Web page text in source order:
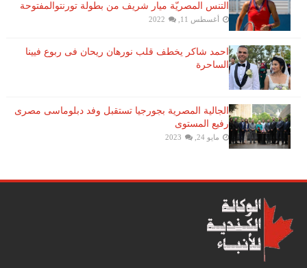
التنس​ المصريّة ​ميار شريف​ من بطولة ​تورنتو​المفتوحة
أغسطس 11, 2022
احمد شاكر يخطف قلب نورهان ريحان فى ربوع فيينا
الساحرة
الجالية المصرية بجورجيا تستقبل وفد دبلوماسى مصرى
رفيع المستوى
مايو 24, 2023